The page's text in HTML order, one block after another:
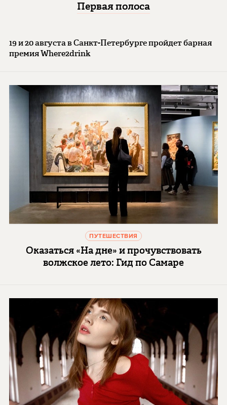
Первая полоса
19 и 20 августа в Санкт-Петербурге пройдет барная
премия Where2drink
ПУТЕШЕСТВИЯ
Оказаться «На дне» и прочувствовать
волжское лето: Гид по Самаре